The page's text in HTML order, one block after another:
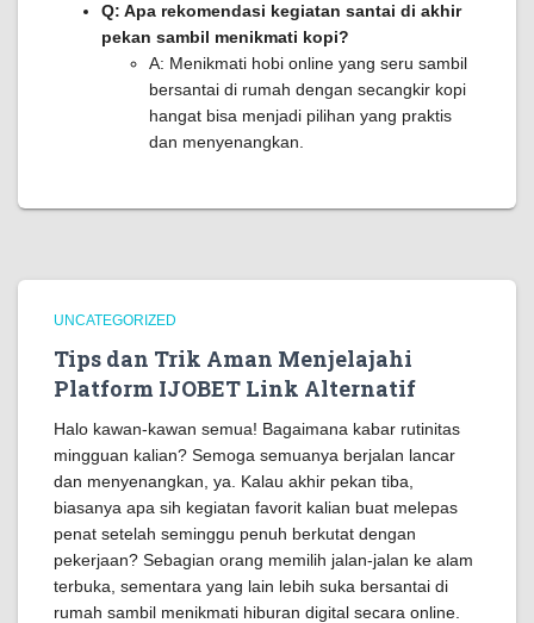
Q: Apa rekomendasi kegiatan santai di akhir
pekan sambil menikmati kopi?
A: Menikmati hobi online yang seru sambil
bersantai di rumah dengan secangkir kopi
hangat bisa menjadi pilihan yang praktis
dan menyenangkan.
UNCATEGORIZED
Tips dan Trik Aman Menjelajahi
Platform IJOBET Link Alternatif
Halo kawan-kawan semua! Bagaimana kabar rutinitas
mingguan kalian? Semoga semuanya berjalan lancar
dan menyenangkan, ya. Kalau akhir pekan tiba,
biasanya apa sih kegiatan favorit kalian buat melepas
penat setelah seminggu penuh berkutat dengan
pekerjaan? Sebagian orang memilih jalan-jalan ke alam
terbuka, sementara yang lain lebih suka bersantai di
rumah sambil menikmati hiburan digital secara online.